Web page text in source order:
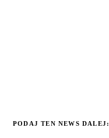
PODAJ TEN NEWS DALEJ: